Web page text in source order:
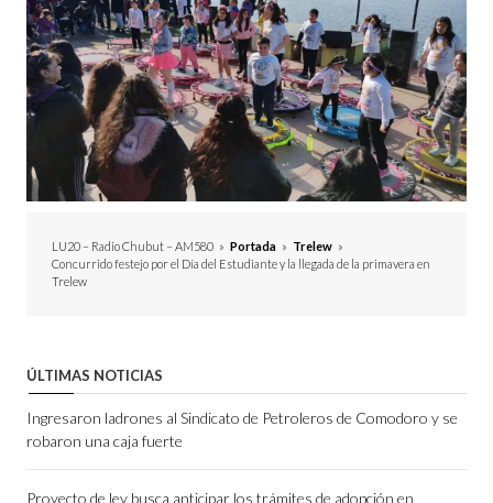
LU20 – Radio Chubut – AM580 » Portada » Trelew »
Concurrido festejo por el Día del Estudiante y la llegada de la primavera en
Trelew
ÚLTIMAS NOTICIAS
Ingresaron ladrones al Sindicato de Petroleros de Comodoro y se
robaron una caja fuerte
Proyecto de ley busca anticipar los trámites de adopción en